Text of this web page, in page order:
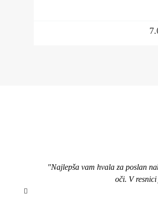
"Najlepša vam hvala za poslan
oči. V